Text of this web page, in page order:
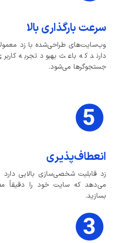
سرعت بارگذاری بالا
وب‌سایت‌های طراحی‌شده با زد
دارند که باعث بهبود تجربه
جستجوگرها می‌شود.
انعطاف‌پذیری
زد قابلیت شخصی‌سازی بالایی
می‌دهد که سایت خود را دقیقاً
بسازید.